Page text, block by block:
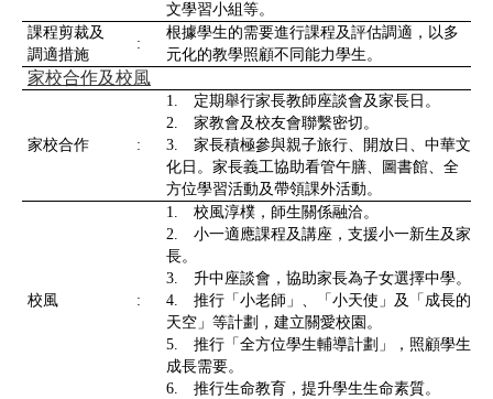
文學習小組等。
課程剪裁及
調適措施
:
根據學生的需要進行課程及評估調適，以多
元化的教學照顧不同能力學生。
家校合作及校風
家校合作 :
1. 定期舉行家長教師座談會及家長日。
2. 家教會及校友會聯繫密切。
3. 家長積極參與親子旅行、開放日、中華文
化日。家長義工協助看管午膳、圖書館、全
方位學習活動及帶領課外活動。
校風 :
1. 校風淳樸，師生關係融洽。
2. 小一適應課程及講座，支援小一新生及家
長。
3. 升中座談會，協助家長為子女選擇中學。
4. 推行「小老師」、「小天使」及「成長的
天空」等計劃，建立關愛校園。
5. 推行「全方位學生輔導計劃」，照顧學生
成長需要。
6. 推行生命教育，提升學生生命素質。